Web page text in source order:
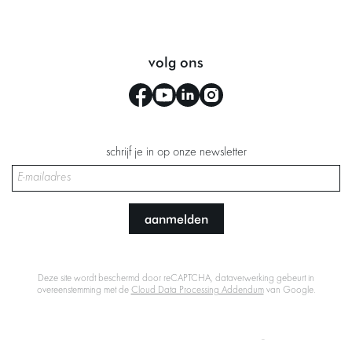
volg ons
schrijf je in op onze newsletter
aanmelden
Deze site wordt beschermd door reCAPTCHA, dataverwerking gebeurt in
overeenstemming met de Cloud Data Processing Addendumvan Google.